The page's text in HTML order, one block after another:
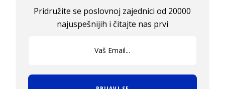
Pridružite se poslovnoj zajednici od 20000
najuspešnijih i čitajte nas prvi